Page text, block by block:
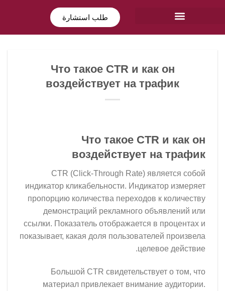
طلب استشارة
Что такое CTR и как он
воздействует на трафик
Что такое CTR и как он
воздействует на трафик
CTR (Click-Through Rate) является собой
индикатор кликабельности. Индикатор измеряет
пропорцию количества переходов к количеству
демонстраций рекламного объявлений или
ссылки. Показатель отображается в процентах и
показывает, какая доля пользователей произвела
целевое действие.
Большой CTR свидетельствует о том, что
материал привлекает внимание аудитории.